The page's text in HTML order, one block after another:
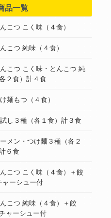
品一覧
こつ こく味（４食）
こつ 純味（４食）
こつ こく味・とんこつ 純
２食）計４食
麺もつ（４食）
し３種（各１食）計３食
メン・つけ麺３種（各２
６食
こつ こく味（４食）＋餃
ャーシュー付
こつ 純味（４食）＋餃
ャーシュー付